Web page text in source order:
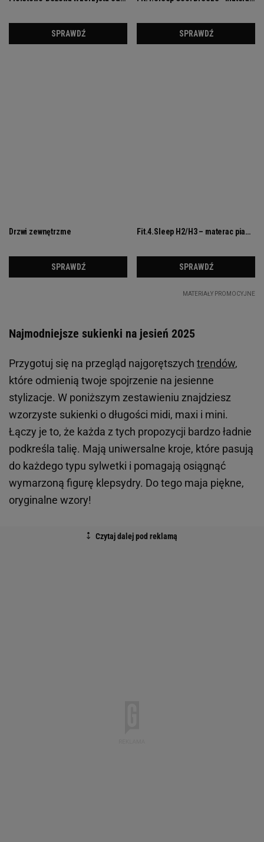
Najmodniejsze sukienki na jesień 2025
Przygotuj się na przegląd najgorętszych trendów,
które odmienią twoje spojrzenie na jesienne
stylizacje. W poniższym zestawieniu znajdziesz
wzorzyste sukienki o długości midi, maxi i mini.
Łączy je to, że każda z tych propozycji bardzo ładnie
podkreśla talię. Mają uniwersalne kroje, które pasują
do każdego typu sylwetki i pomagają osiągnąć
wymarzoną figurę klepsydry. Do tego maja piękne,
oryginalne wzory!